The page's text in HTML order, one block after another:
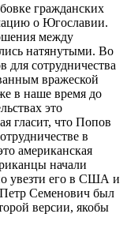
гражданских
о Югославии.
между
натянутыми. Во
для сотрудничества
вражеской
в наше время до
это
гласит, что Попов
в
американская
начали
увезти его в США и
Петр Семенович был
версии, якобы